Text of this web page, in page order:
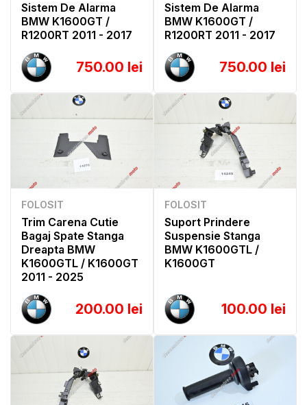
Sistem De Alarma
BMW K1600GT /
R1200RT 2011 - 2017
750.00 lei
Sistem De Alarma
BMW K1600GT /
R1200RT 2011 - 2017
750.00 lei
FOLOSIT
Trim Carena Cutie
Bagaj Spate Stanga
Dreapta BMW
K1600GTL / K1600GT
2011 - 2025
200.00 lei
FOLOSIT
Suport Prindere
Suspensie Stanga
BMW K1600GTL /
K1600GT
100.00 lei